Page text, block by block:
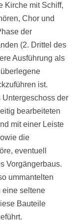
Kirche mit Schiff,
Chor und
der
(2. Drittel des
Ausführung als
ist.
Untergeschoss der
bearbeiteten
mit einer Leiste
die
eventuell
Vorgängerbaus.
ummantelten
eine seltene
Bauteile